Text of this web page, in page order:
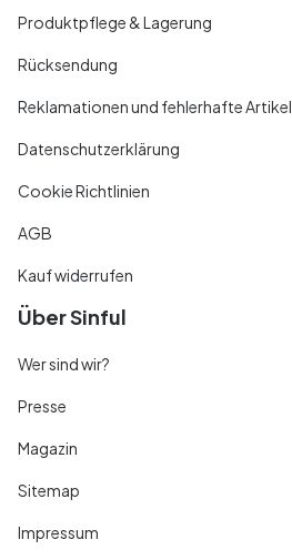
Produktpflege & Lagerung
Rücksendung
Reklamationen und fehlerhafte Artikel
Datenschutzerklärung
Cookie Richtlinien
AGB
Kauf widerrufen
Über Sinful
Wer sind wir?
Presse
Magazin
Sitemap
Impressum